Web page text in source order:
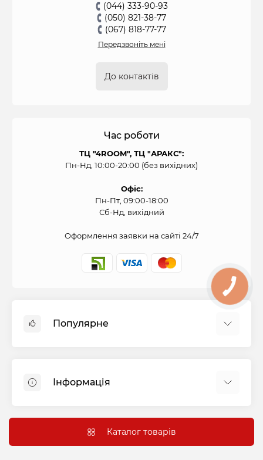
(044) 333-90-93
(050) 821-38-77
(067) 818-77-77
Передзвоніть мені
До контактів
Час роботи
ТЦ "4ROOM", ТЦ "АРАКС":
Пн-Нд, 10:00-20:00 (без вихідних)
Офіс:
Пн-Пт, 09:00-18:00
Сб-Нд, вихідний
Оформлення заявки на сайті 24/7
Популярне
Варильні панелі
Витяжки
Посудомийні машини
Інформація
Гарантія та сервіс
Каталог товарів
КНОПКА
СВЯЗИ